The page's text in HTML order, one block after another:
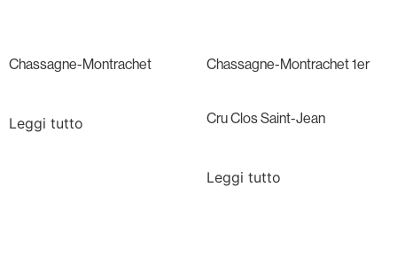
Chassagne-Montrachet
Leggi tutto
Chassagne-Montrachet 1er
Cru Clos Saint-Jean
Leggi tutto